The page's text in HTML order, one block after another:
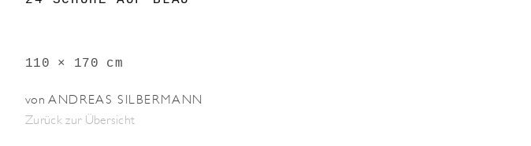
110 × 170 cm
vonANDREAS SILBERMANN
Zurück zur Übersicht